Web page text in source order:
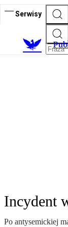
Serwisy
Incydent
Po antysemickiej